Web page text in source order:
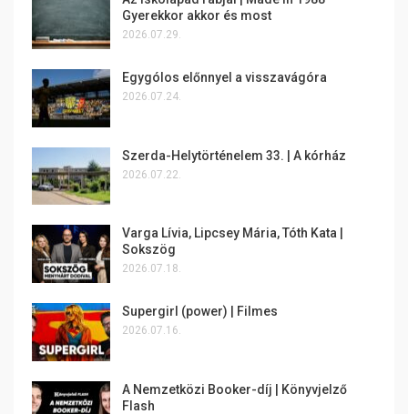
Gyerekkor akkor és most
2026.07.29.
Egygólos előnnyel a visszavágóra
2026.07.24.
Szerda-Helytörténelem 33. | A kórház
2026.07.22.
Varga Lívia, Lipcsey Mária, Tóth Kata |
Sokszög
2026.07.18.
Supergirl (power) | Filmes
2026.07.16.
A Nemzetközi Booker-díj | Könyvjelző
Flash